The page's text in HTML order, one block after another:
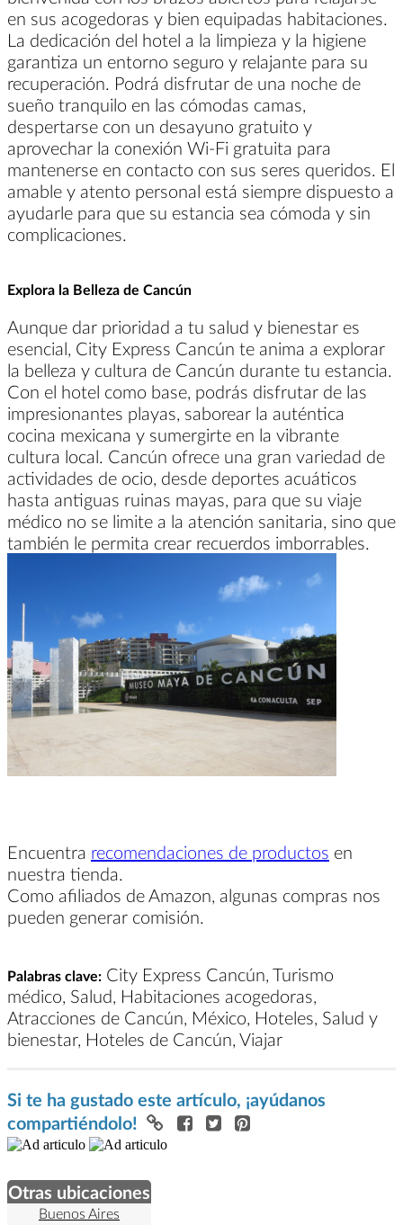
en sus acogedoras y bien equipadas habitaciones.
La dedicación del hotel a la limpieza y la higiene
garantiza un entorno seguro y relajante para su
recuperación. Podrá disfrutar de una noche de
sueño tranquilo en las cómodas camas,
despertarse con un desayuno gratuito y
aprovechar la conexión Wi-Fi gratuita para
mantenerse en contacto con sus seres queridos. El
amable y atento personal está siempre dispuesto a
ayudarle para que su estancia sea cómoda y sin
complicaciones.
Explora la Belleza de Cancún
Aunque dar prioridad a tu salud y bienestar es
esencial, City Express Cancún te anima a explorar
la belleza y cultura de Cancún durante tu estancia.
Con el hotel como base, podrás disfrutar de las
impresionantes playas, saborear la auténtica
cocina mexicana y sumergirte en la vibrante
cultura local. Cancún ofrece una gran variedad de
actividades de ocio, desde deportes acuáticos
hasta antiguas ruinas mayas, para que su viaje
médico no se limite a la atención sanitaria, sino que
también le permita crear recuerdos imborrables.
Encuentra recomendaciones de productos en
nuestra tienda.
Como afiliados de Amazon, algunas compras nos
pueden generar comisión.
Palabras clave: City Express Cancún, Turismo
médico, Salud, Habitaciones acogedoras,
Atracciones de Cancún, México, Hoteles, Salud y
bienestar, Hoteles de Cancún, Viajar
Si te ha gustado este artículo, ¡ayúdanos
compartiéndolo!
Otras ubicaciones
Buenos Aires